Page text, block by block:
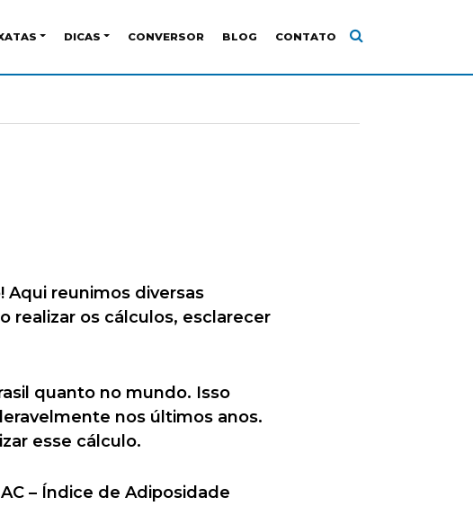
DICAS CONVERSOR BLOG CONTATO
Aqui reunimos diversas
realizar os cálculos, esclarecer
quanto no mundo. Isso
nos últimos anos.
esse cálculo.
– Índice de Adiposidade